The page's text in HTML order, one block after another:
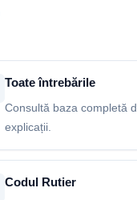
Toate întrebările
Consultă baza completă
explicații.
Codul Rutier